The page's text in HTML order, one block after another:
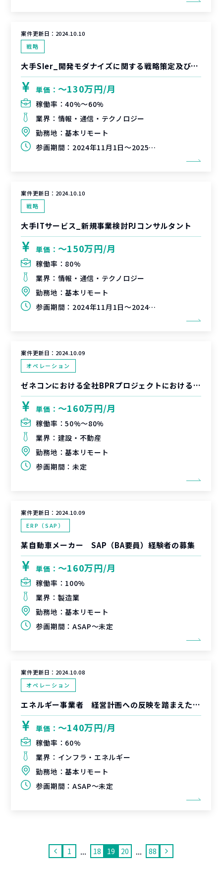
案件更新日： 2024.10.10
戦略
大手SIer_開発モダナイズに関する戦略策定及び営業資料作成支援
単価： 〜130万円/月
稼働率：40%〜60%
業界： 情報・通信・テクノロジー
勤務地：基本リモート
参画期間： 2024年11月1日～2025年2月28日（延長可能性有）
案件更新日： 2024.10.10
戦略
大手ITサービス_新規事業検討PJコンサルタント
単価： 〜150万円/月
稼働率： 80%
業界： 情報・通信・テクノロジー
勤務地：基本リモート
参画期間： 2024年11月1日～2024年12月31日（延長可能性有）
案件更新日： 2024.10.09
オペレーション
ゼネコンにおける全社BPRプロジェクトにおけるPMO支援
単価： 〜160万円/月
稼働率：50%〜80%
業界： 建設・不動産
勤務地：基本リモート
参画期間： 未定
案件更新日： 2024.10.09
ERP（SAP）
某自動車メーカー SAP（BA要員）経験者の募集
単価： 〜160万円/月
稼働率： 100%
業界： 製造業
勤務地：基本リモート
参画期間： ASAP～未定
案件更新日： 2024.10.08
オペレーション
エネルギー事業者 経営計画への反映を踏まえたデータ収集効率に係る業務・システムの検討
単価： 〜140万円/月
稼働率： 60%
業界： インフラ・エネルギー
勤務地：基本リモート
参画期間： ASAP～未定
1 ... 18 19 20 ... 88